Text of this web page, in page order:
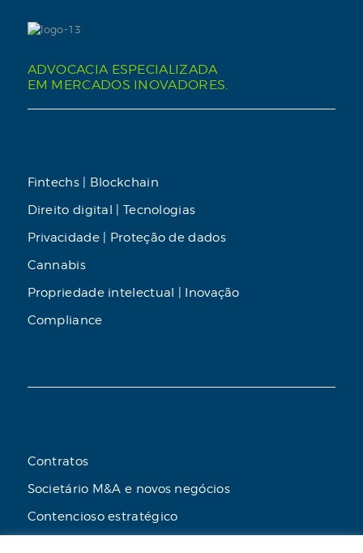
ADVOCACIA ESPECIALIZADA
EM MERCADOS INOVADORES.
Fintechs | Blockchain
Direito digital | Tecnologias
Privacidade | Proteção de dados
Cannabis
Propriedade intelectual | Inovação
Compliance
Contratos
Societário M&A e novos negócios
Contencioso estratégico